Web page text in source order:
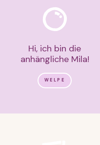
Hi, ich bin die
anhängliche Mila!
WELPE